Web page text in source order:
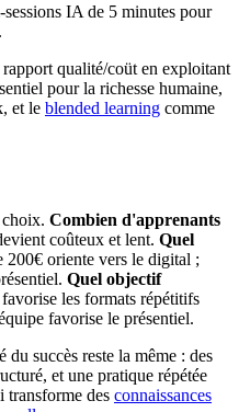
IA de 5 minutes pour
qualité/coüt en exploitant
pour la richesse humaine,
et le blended learning comme
Combien d'apprenants
coûteux et lent. Quel
200€ oriente vers le digital ;
Quel objectif
les formats répétitifs
favorise le présentiel.
succès reste la même : des
et une pratique répétée
transforme des connaissances